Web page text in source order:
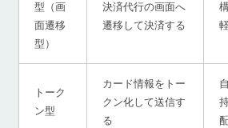
型（画
面遷移
型）
決済代行の画面へ
遷移して決済する
トーク
ン型
カード情報をトー
クン化して送信す
る